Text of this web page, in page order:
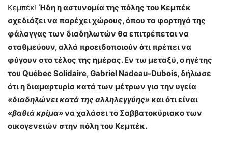
Κεμπέκ! Ήδη η αστυνομία της πόλης του Κεμπέκ
σχεδιάζει να παρέχει χώρους, όπου τα φορτηγά της
φάλαγγας των διαδηλωτών θα επιτρέπεται να
σταθμεύουν, αλλά προειδοποιούν ότι πρέπει να
φύγουν στο τέλος της ημέρας.Εν τω μεταξύ, ο ηγέτης
του QuébecSolidaire, Gabriel Nadeau-Dubois, δήλωσε
ότι η διαμαρτυρία κατά των μέτρων για την υγεία
«διαδηλώνει κατά της αλληλεγγύης» και ότι είναι
«βαθιά κρίμα»να χαλάσει το Σαββατοκύριακο των
οικογενειών στην πόλη του Κεμπέκ.